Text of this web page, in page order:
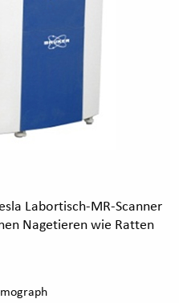
Labortisch-MR-Scanner
Nagetieren wie Ratten